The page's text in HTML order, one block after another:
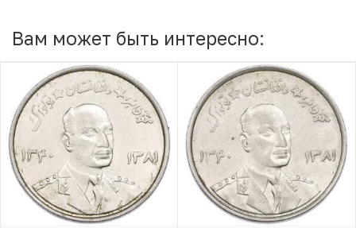
Вам может быть интересно: